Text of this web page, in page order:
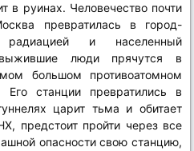
в руинах. Человечество почти
превратилась в город-
радиацией и населенный
люди прячутся в
большом противоатомном
станции превратились в
царит тьма и обитает
предстоит пройти через все
опасности свою станцию,